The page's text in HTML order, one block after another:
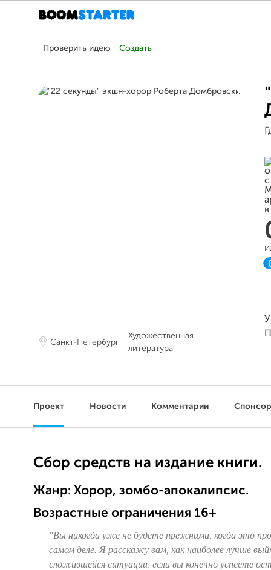
Проверить идею Создать
Санкт-Петербург
Художественная
литература
Проект Новости Комментарии
Сбор средств на издание книги.
Жанр: Хорор, зомбо-апокалипсис.
Возрастные ограничения 16+
"Вы никогда уже не будете прежними, когда это
самом деле. Я расскажу вам, как наиболее лучше
сложившейся ситуации, если вы конечно успеете